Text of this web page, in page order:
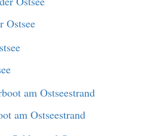
Ostsee
am Ostseestrand